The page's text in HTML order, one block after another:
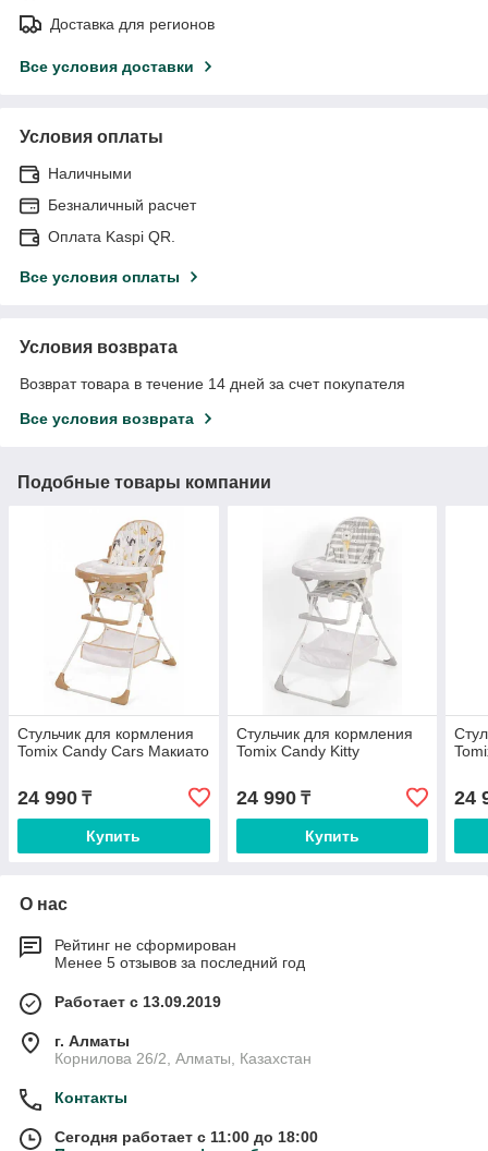
Доставка для регионов
Все условия доставки
Условия оплаты
Наличными
Безналичный расчет
Оплата Kaspi QR.
Все условия оплаты
Условия возврата
Возврат товара в течение 14 дней за счет покупателя
Все условия возврата
Подобные товары компании
Стульчик для кормления
Tomix Candy Cars Макиато
24 990 ₸
Купить
Стульчик для кормления
Tomix Candy Kitty
24 990₸
Купить
24
О нас
Рейтинг не сформирован
Менее 5 отзывов за последний год
Работает с 13.09.2019
г. Алматы
Корнилова 26/2, Алматы, Казахстан
Контакты
Сегодня работает с 11:00 до 18:00